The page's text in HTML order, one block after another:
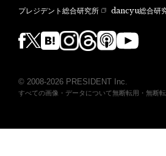
プレジデント総合研究所 dancyu総合研
© 2008-2026 PRESIDENT Inc.
すべての画像・データについて無断転用・無断転